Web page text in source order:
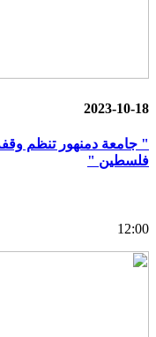
2023-10-18
" جامعة دمنهور تنظم
فلسطين "
12:00